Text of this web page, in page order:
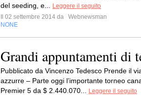
del seeding, e...
Leggere il seguito
Il 02 settembre 2014 da
Webnewsman
NONE
Grandi appuntamenti di
Pubblicato da Vincenzo Tedesco Prende il
azzurre – Parte oggi l’importante torneo
Premier 5 da $ 2.440.070...
Leggere il seguito